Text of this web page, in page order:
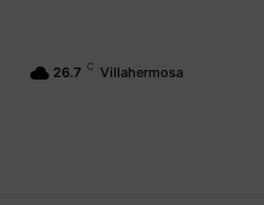
26.7 C Villahermosa